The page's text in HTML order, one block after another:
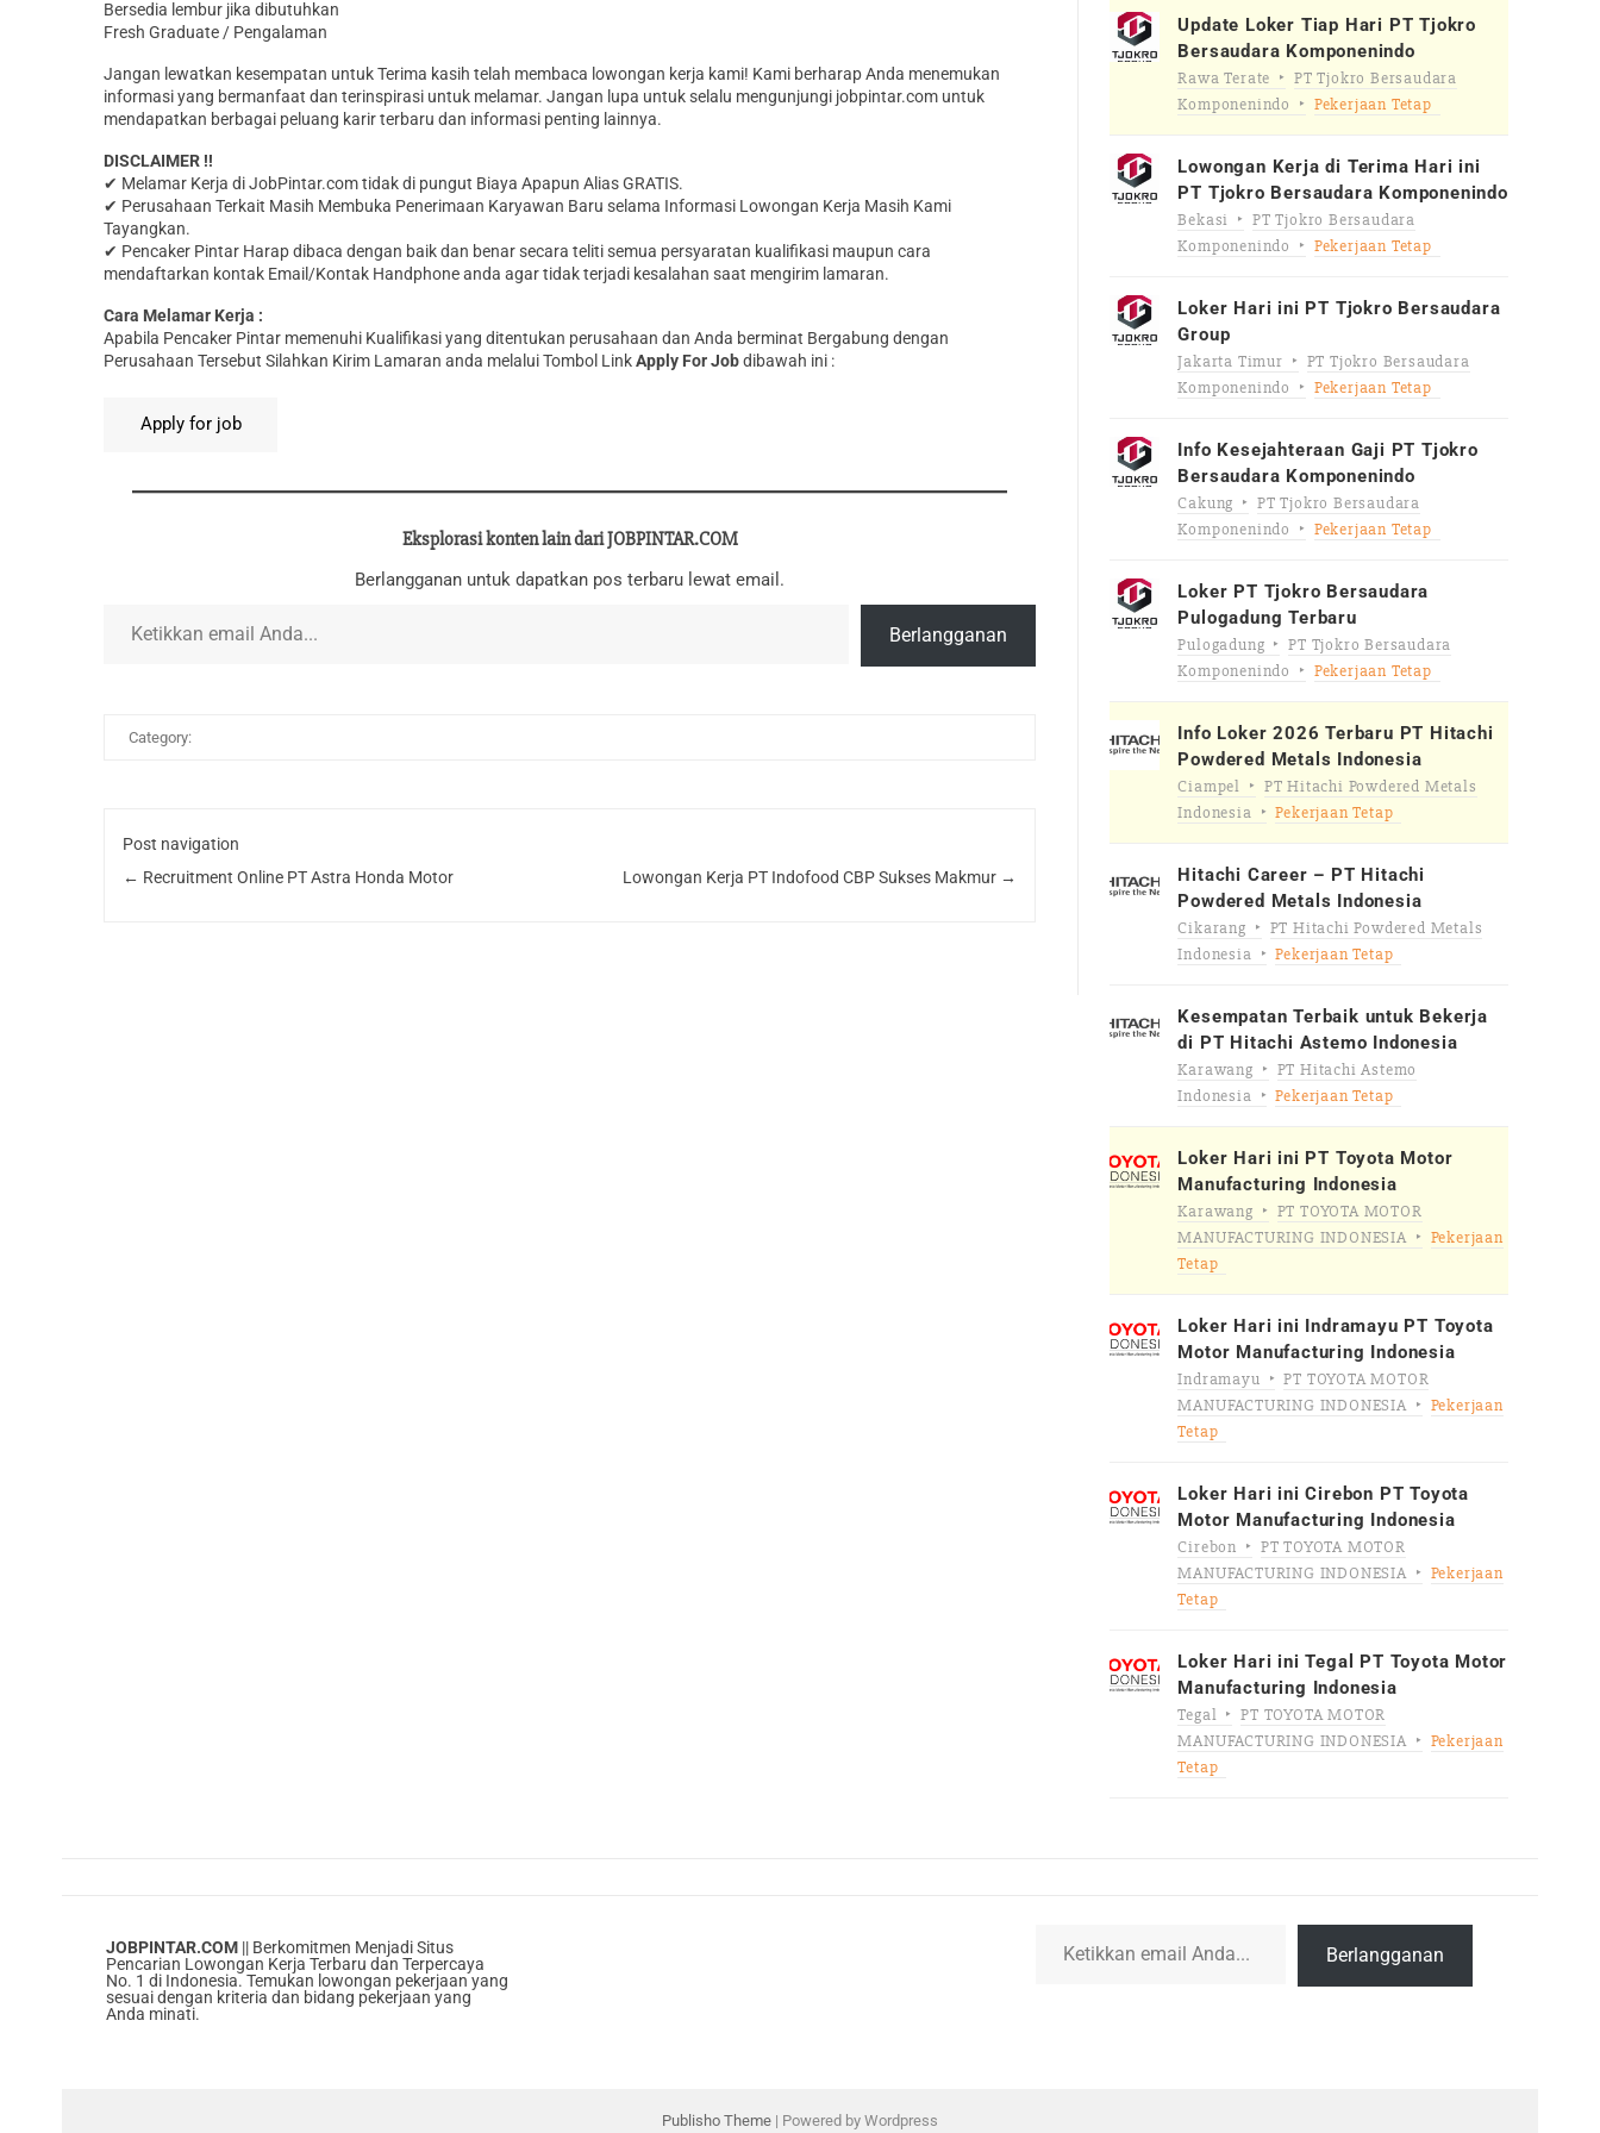
Bersedia lembur jika dibutuhkan
Fresh Graduate / Pengalaman
Jangan lewatkan kesempatan untuk Terima kasih telah membaca lowongan kerja kami! Kami berharap Anda menemukan
informasi yang bermanfaat dan terinspirasi untuk melamar. Jangan lupa untuk selalu mengunjungi jobpintar.com untuk
mendapatkan berbagai peluang karir terbaru dan informasi penting lainnya.
DISCLAIMER !!
✔ Melamar Kerja di JobPintar.com tidak di pungut Biaya Apapun Alias GRATIS.
✔ Perusahaan Terkait Masih Membuka Penerimaan Karyawan Baru selama Informasi Lowongan Kerja Masih Kami
Tayangkan.
✔ Pencaker Pintar Harap dibaca dengan baik dan benar secara teliti semua persyaratan kualifikasi maupun cara
mendaftarkan kontak Email/Kontak Handphone anda agar tidak terjadi kesalahan saat mengirim lamaran.
Cara Melamar Kerja :
Aраbіlа Pencaker Pintar memenuhi Kualifikasi yang ditentukan perusahaan dan Anda berminat Bergabung dengan
Perusahaan Tersebut Silahkan Kirim Lamaran anda melalui Tombol LinkApply For Jobdibawah ini :
Eksplorasi konten lain dari JOBPINTAR.COM
Berlangganan untuk dapatkan pos terbaru lewat email.
Berlangganan
Category:
Post navigation
← Recruitment Online PT Astra Honda Motor Lowongan Kerja PT Indofood CBP Sukses Makmur →
Update Loker Tiap Hari PT Tjokro
Bersaudara Komponenindo
Rawa Terate
PT Tjokro Bersaudara
Komponenindo
Pekerjaan Tetap
Lowongan Kerja di Terima Hari ini
PT Tjokro Bersaudara Komponenindo
Bekasi
PT Tjokro Bersaudara
Komponenindo
Pekerjaan Tetap
Loker Hari ini PT Tjokro Bersaudara
Group
Jakarta Timur
PT Tjokro Bersaudara
Komponenindo
Pekerjaan Tetap
Info Kesejahteraan Gaji PT Tjokro
Bersaudara Komponenindo
Cakung
PT Tjokro Bersaudara
Komponenindo
Pekerjaan Tetap
Loker PT Tjokro Bersaudara
Pulogadung Terbaru
Pulogadung
PT Tjokro Bersaudara
Komponenindo
Pekerjaan Tetap
Info Loker 2026 Terbaru PT Hitachi
Powdered Metals Indonesia
Ciampel
PT Hitachi Powdered Metals
Indonesia
Pekerjaan Tetap
Hitachi Career – PT Hitachi
Powdered Metals Indonesia
Cikarang
PT Hitachi Powdered Metals
Indonesia
Pekerjaan Tetap
Kesempatan Terbaik untuk Bekerja
di PT Hitachi Astemo Indonesia
Karawang
PT Hitachi Astemo
Indonesia
Pekerjaan Tetap
Loker Hari ini PT Toyota Motor
Manufacturing Indonesia
Karawang
PT TOYOTA MOTOR
MANUFACTURING INDONESIA
Pekerjaan
Tetap
Loker Hari ini Indramayu PT Toyota
Motor Manufacturing Indonesia
Indramayu
PT TOYOTA MOTOR
MANUFACTURING INDONESIA
Pekerjaan
Tetap
Loker Hari ini Cirebon PT Toyota
Motor Manufacturing Indonesia
Cirebon
PT TOYOTA MOTOR
MANUFACTURING INDONESIA
Pekerjaan
Tetap
Loker Hari ini Tegal PT Toyota Motor
Manufacturing Indonesia
Tegal
PT TOYOTA MOTOR
MANUFACTURING INDONESIA
Pekerjaan
Tetap
JOBPINTAR.COM|| Berkomitmen Menjadi Situs
Pencarian Lowongan Kerja Terbaru dan Terpercaya
No. 1 di Indonesia. Temukan lowongan pekerjaan yang
sesuai dengan kriteria dan bidang pekerjaan yang
Anda minati.
Berlangganan
Publisho Theme | Powered by Wordpress